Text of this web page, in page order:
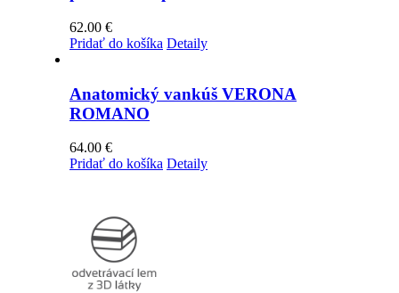
62.00 €
Pridať do košíka Detaily
Anatomický vankúš VERONA
ROMANO
64.00 €
Pridať do košíka Detaily